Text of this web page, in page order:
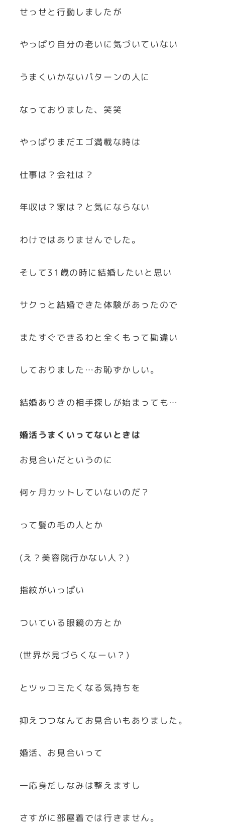
せっせと行動しましたが
やっぱり自分の老いに気づいていない
うまくいかないパターンの人に
なっておりました、笑笑
やっぱりまだエゴ満載な時は
仕事は？会社は？
年収は？家は？と気にならない
わけではありませんでした。
そして31歳の時に結婚したいと思い
サクっと結婚できた体験があったので
またすぐできるわと全くもって勘違い
しておりました…お恥ずかしい。
結婚ありきの相手探しが始まっても…
婚活うまくいってないときは
お見合いだというのに
何ヶ月カットしていないのだ？
って髪の毛の人とか
(え？美容院行かない人？)
指紋がいっぱい
ついている眼鏡の方とか
(世界が見づらくなーい？)
とツッコミたくなる気持ちを
抑えつつなんてお見合いもありました。
婚活、お見合いって
一応身だしなみは整えますし
さすがに部屋着では行きません。